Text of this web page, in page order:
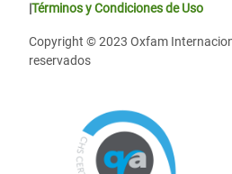
|Términos y Condiciones de Uso
Copyright © 2023 Oxfam
reservados